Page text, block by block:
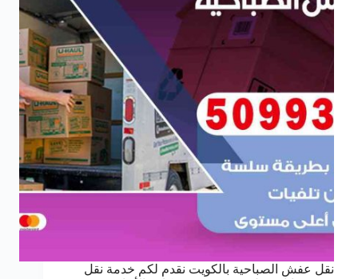
نقل عفش الصباحية بالكويت نقدم لكم خدمة نقل